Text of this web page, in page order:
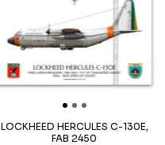
LOCKHEED HERCULES C-130E,
FAB 2450